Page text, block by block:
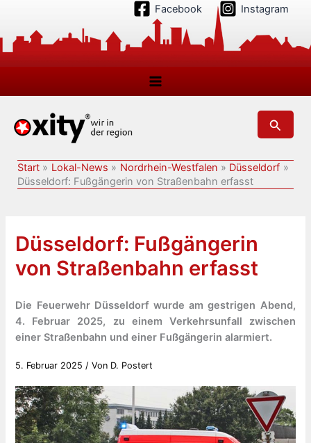
springen
Facebook Instagram
Suchen
Start Lokal-News Nordrhein-Westfalen
Düsseldorf
Düsseldorf: Fußgängerin von Straßenbahn erfasst
Düsseldorf: Fußgängerin
von Straßenbahn erfasst
Die Feuerwehr Düsseldorf wurde am gestrigen Abend,
4. Februar 2025, zu einem Verkehrsunfall zwischen
einer Straßenbahn und einer Fußgängerin alarmiert.
5. Februar 2025 / Von D. Postert